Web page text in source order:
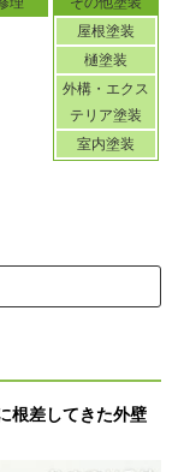
屋根塗装
樋塗装
外構・エクス
テリア塗装
室内塗装
根差してきた外壁